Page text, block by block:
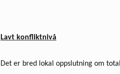
Lavt konfliktnivå
Det er bred lokal oppslutning om